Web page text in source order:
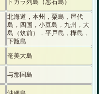
トカラ列島（悪石島）
北海道，本州，粟島，屋代
島，四国，小豆島，九州，大
島（筑前），平戸島，樺島，
下甑島
奄美大島
与那国島